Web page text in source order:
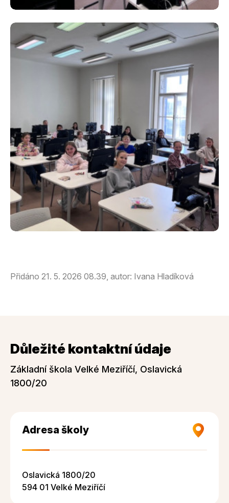
Přidáno 21. 5. 2026 08.39, autor: Ivana Hladíková
Důležité kontaktní údaje
Základní škola Velké Meziříčí, Oslavická
1800/20
Adresa školy
Oslavická 1800/20
594 01 Velké Meziříčí